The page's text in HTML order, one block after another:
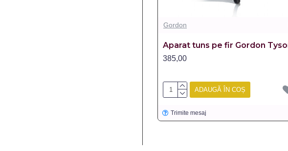
Gordon
Aparat tuns pe fir Gordon
385,00
ADAUGĂ ÎN COȘ
Trimite mesaj